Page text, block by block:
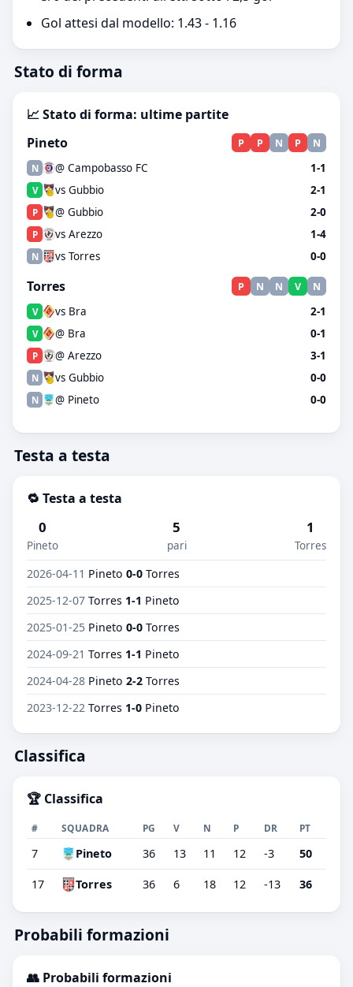
Gol attesi dal modello: 1.43 - 1.16
Stato di forma
📈 Stato di forma: ultime partite
Pineto
P P N P N
N @ Campobasso FC 1-1
V vs Gubbio 2-1
P @ Gubbio 2-0
P vs Arezzo 1-4
N vs Torres 0-0
Torres P N N V N
V vs Bra 2-1
V @ Bra 0-1
P @ Arezzo 3-1
N vs Gubbio 0-0
N @ Pineto 0-0
Testa a testa
🔁 Testa a testa
0
Pineto
5
pari
1
Torres
2026-04-11 Pineto 0-0 Torres
2025-12-07 Torres 1-1 Pineto
2025-01-25 Pineto 0-0 Torres
2024-09-21 Torres 1-1 Pineto
2024-04-28 Pineto 2-2 Torres
2023-12-22 Torres 1-0 Pineto
Classifica
🏆 Classifica
# SQUADRA PG V N P DR PT
7 Pineto 36 13 11 12 -3 50
17 Torres 36 6 18 12 -13 36
Probabili formazioni
👥 Probabili formazioni